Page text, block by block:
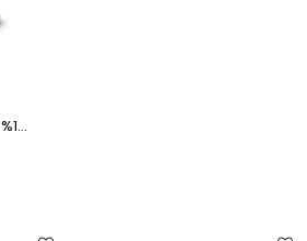
Kırmızı Comfort Fit Kareli %100 Keten Gömlek